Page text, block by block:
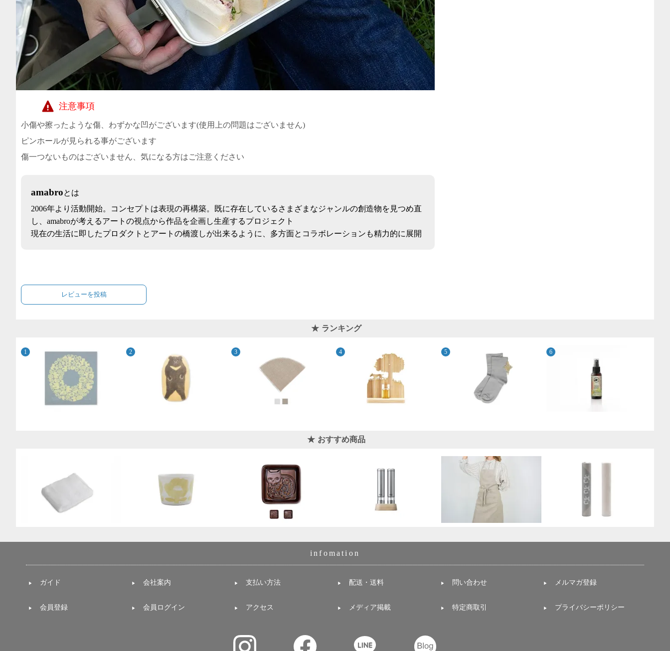
注意事項
小傷や擦ったような傷、わずかな凹がございます(使用上の問題はございません)
ピンホールが見られる事がございます
傷一つないものはございません、気になる方はご注意ください
amabroとは
2006年より活動開始。コンセプトは表現の再構築。既に存在しているさまざまなジャンルの創造物を見つめ直
し、amabroが考えるアートの視点から作品を企画し生産するプロジェクト
現在の生活に即したプロダクトとアートの橋渡しが出来るように、多方面とコラボレーションも精力的に展開
レビューを投稿
ランキング
おすすめ商品
infomation
ガイド 会社案内 支払い方法 配送・送料 問い合わせ メルマガ登録
会員登録 会員ログイン アクセス メディア掲載 特定商取引 プライバシーポリシー